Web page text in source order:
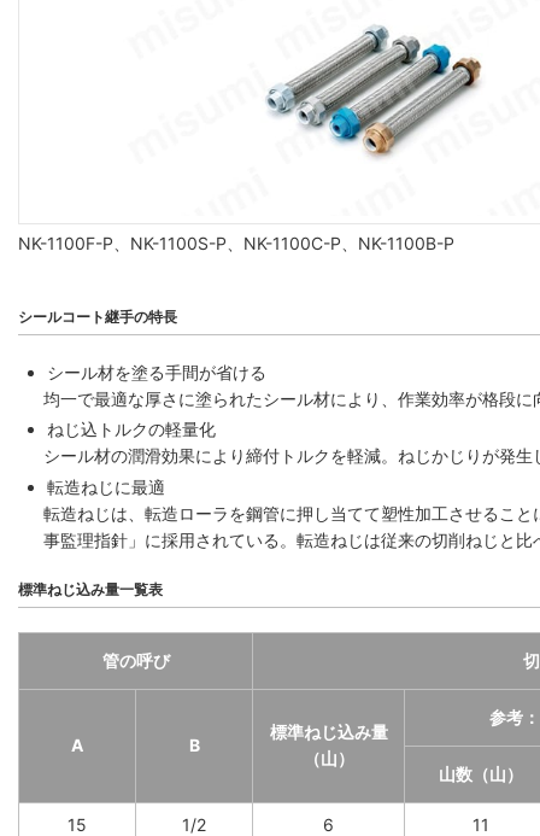
NK-1100F-P、NK-1100S-P、NK-1100C-P、NK-1100B-P
シールコート継手の特長
シール材を塗る手間が省ける
均一で最適な厚さに塗られたシール材により、作業効率が格段
ねじ込トルクの軽量化
シール材の潤滑効果により締付トルクを軽減。ねじかじりが発
転造ねじに最適
転造ねじは、転造ローラを鋼管に押し当てて塑性加工させるこ
事監理指針」に採用されている。転造ねじは従来の切削ねじと
標準ねじ込み量一覧表
管の呼び
A B
標準ねじ込み量
（山）
参考
山数（山）
15 1/2 6 11